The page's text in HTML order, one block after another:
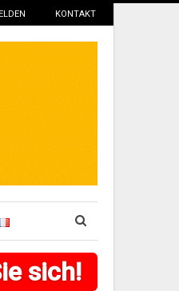
KONTAKT
sich!